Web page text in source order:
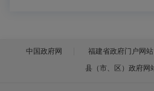
中国政府网 福建省政府门户网站
县（市、区）政府网